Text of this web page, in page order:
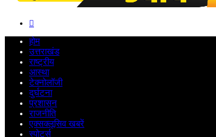
होम
उत्तराखंड
राष्ट्रीय
आस्था
टेक्नोलॉजी
दुर्घटना
प्रशासन
राजनीति
एक्सक्लूसिव खबरें
स्पोर्ट्स